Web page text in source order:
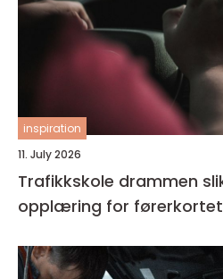
inspiration
11. July 2026
Trafikkskole drammen slik finner du riktig
opplæring for førerkortet